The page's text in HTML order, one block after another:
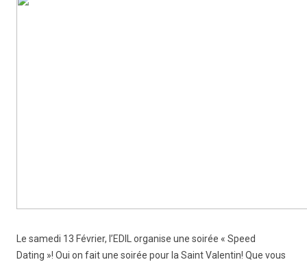
Le samedi 13 Février, l’EDIL organise une soirée « Speed
Dating »! Oui on fait une soirée pour la Saint Valentin! Que vous